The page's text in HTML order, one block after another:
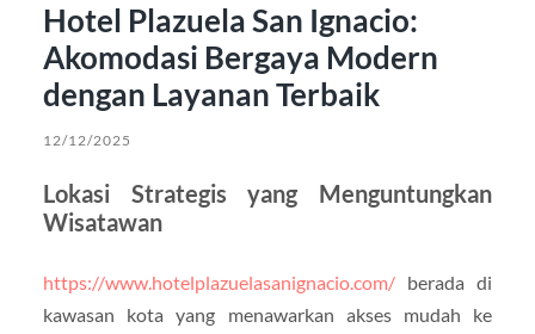
Hotel Plazuela San Ignacio:
Akomodasi Bergaya Modern
dengan Layanan Terbaik
12/12/2025
Lokasi Strategis yang Menguntungkan
Wisatawan
https://www.hotelplazuelasanignacio.com/berada di
kawasan kota yang menawarkan akses mudah ke